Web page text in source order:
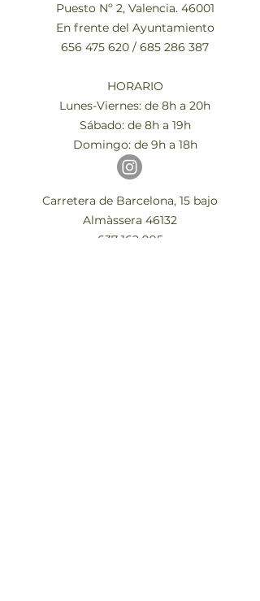
Puesto Nº 2, Valencia. 46001
En frente del Ayuntamiento
656 475 620 / 685 286 387
HORARIO
Lunes-Viernes: de 8h a 20h
Sábado: de 8h a 19h
Domingo: de 9h a 18h
Carretera de Barcelona, 15 bajo
Almàssera 46132
637 162 995